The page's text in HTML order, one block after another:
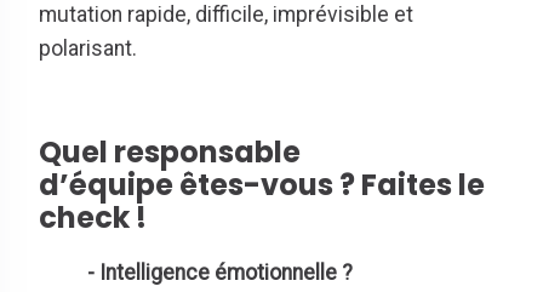
mutation rapide, difficile, imprévisible et
polarisant.
Quel responsable
d’équipeêtes-vous ? Faites le
check !
- Intelligence émotionnelle ?